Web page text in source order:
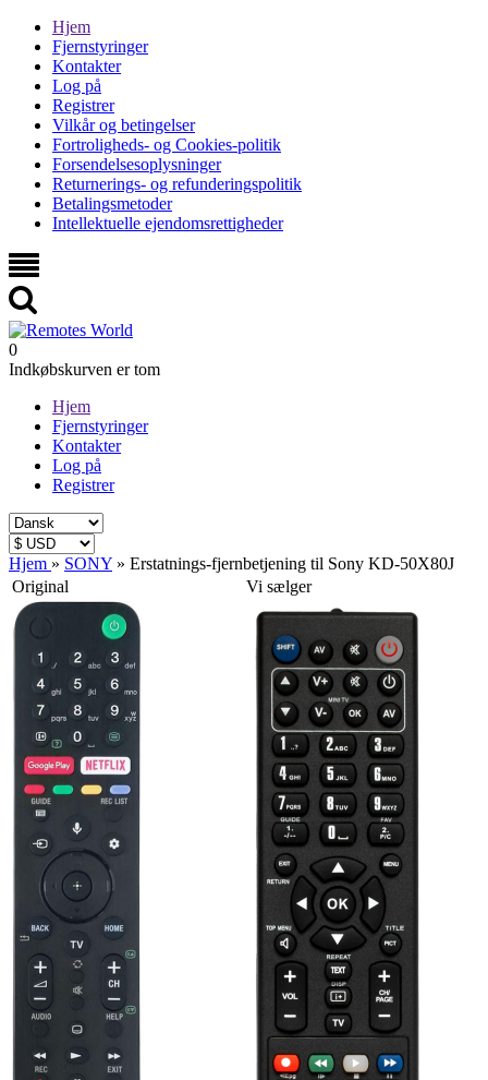
Hjem
Fjernstyringer
Kontakter
Log på
Registrer
Vilkår og betingelser
Fortroligheds- og Cookies-politik
Forsendelsesoplysninger
Returnerings- og refunderingspolitik
Betalingsmetoder
Intellektuelle ejendomsrettigheder
0
Indkøbskurven er tom
Hjem
Fjernstyringer
Kontakter
Log på
Registrer
Hjem » SONY » Erstatnings-fjernbetjening til Sony KD-50X80J
Original
Vi sælger